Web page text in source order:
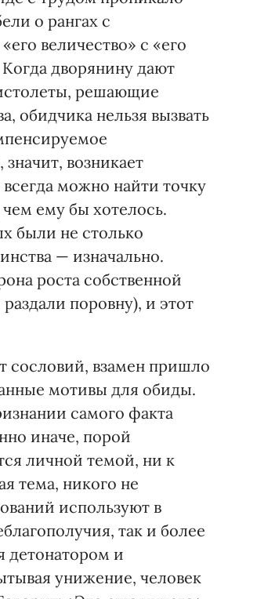
о рангах с
величество» с «его
дворянину дают
решающие
обидчика нельзя вызвать
возникает
можно найти точку
ему бы хотелось.
были не столько
— изначально.
роста собственной
поровну), и этот
сословий, взамен пришло
мотивы для обиды.
самого факта
иначе, порой
личной темой, ни к
тема, никого не
используют в
так и более
детонатором и
унижение, человек